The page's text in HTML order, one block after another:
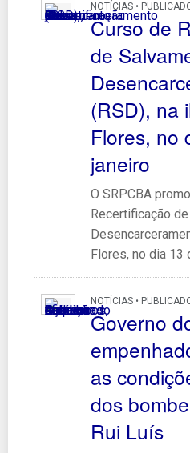
NOTÍCIAS •
Curso de
de
(RSD), na
Flores, no
janeiro
O SRPCBA
Recertificação
Flores, no dia 13
NOTÍCIAS •
Governo
as
dos
Rui Luís